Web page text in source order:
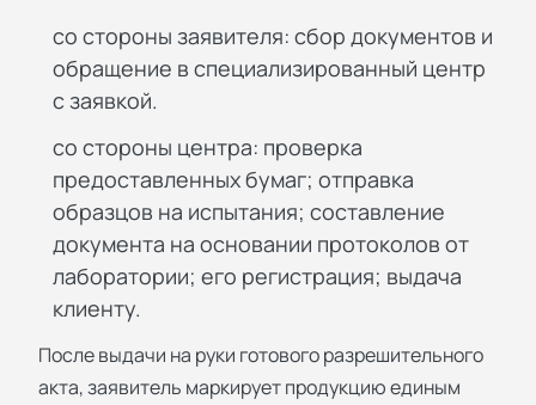
со стороны заявителя: сбор документов и
обращение в специализированный центр
с заявкой.
со стороны центра: проверка
предоставленных бумаг; отправка
образцов на испытания; составление
документа на основании протоколов от
лаборатории; его регистрация; выдача
клиенту.
После выдачи на руки готового разрешительного
акта, заявитель маркирует продукцию единым